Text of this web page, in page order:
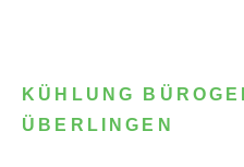
KÜHLUNG
ÜBERLINGEN